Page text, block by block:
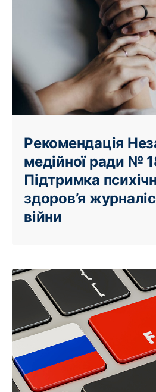
Рекомендація
медійної ради №
Підтримка
здоров’я
війни